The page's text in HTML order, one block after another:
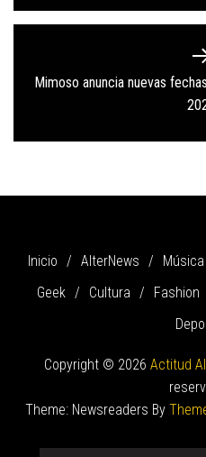
Mimoso anuncia nuevas
Inicio AlterNews Música
Geek
Cultura Fashion
Copyright © 2026 Actitud
Theme: Newsreaders By